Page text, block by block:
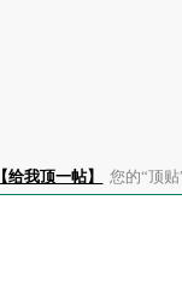
【给我顶一帖】 您的“顶